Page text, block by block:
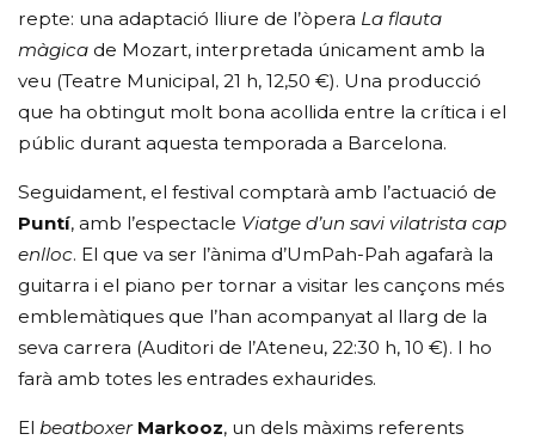
repte: una adaptació lliure de l’òpera La flauta
màgica de Mozart, interpretada únicament amb la
veu (Teatre Municipal, 21 h, 12,50 €). Una producció
que ha obtingut molt bona acollida entre la crítica i el
públic durant aquesta temporada a Barcelona.
Seguidament, el festival comptarà amb l’actuació de
Puntí, amb l’espectacle Viatge d’un savi vilatrista cap
enlloc. El que va ser l’ànima d’UmPah-Pah agafarà la
guitarra i el piano per tornar a visitar les cançons més
emblemàtiques que l’han acompanyat al llarg de la
seva carrera (Auditori de l’Ateneu, 22:30 h, 10 €). I ho
farà amb totes les entrades exhaurides.
Elbeatboxer Markooz, un dels màxims referents